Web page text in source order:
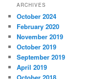
ARCHIVES
October 2024
February 2020
November 2019
October 2019
September 2019
April 2019